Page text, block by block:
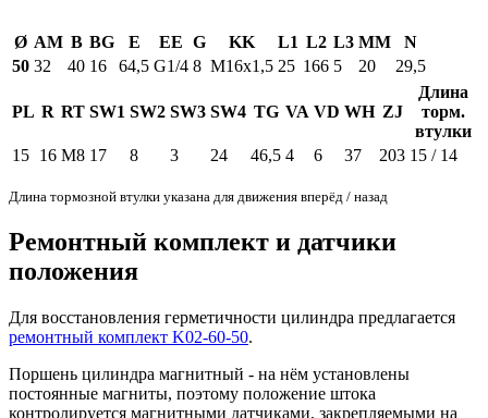
Ø AM B BG E EE G KK L1 L2 L3 MM
N
50 32 40 16 64,5 G1/4 8 M16x1,5 25 166 5 20 29,5
PL R RT SW1 SW2 SW3 SW4 TG VA VD WH ZJ
Длина
торм.
втулки
15 16 M8 17 8 3 24 46,5 4 6 37 203 15 / 14
Длина тормозной втулки указана для движения вперёд / назад
Ремонтный комплект и датчики
положения
Для восстановления герметичности цилиндра предлагается
ремонтный комплект K02-60-50.
Поршень цилиндра магнитный - на нём установлены
постоянные магниты, поэтому положение штока
контролируется магнитными датчиками, закрепляемыми на